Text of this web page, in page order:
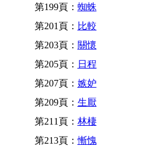
第199頁： 蜘蛛
第201頁： 比較
第203頁： 關懷
第205頁： 日程
第207頁： 嫉妒
第209頁： 生厭
第211頁： 林棲
第213頁：慚愧